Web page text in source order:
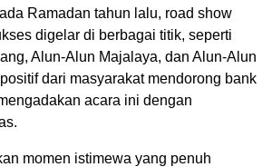
Ramadan tahun lalu, road show
digelar di berbagai titik, seperti
Alun-Alun Majalaya, dan Alun-Alun
dari masyarakat mendorong bank
acara ini dengan
momen istimewa yang penuh